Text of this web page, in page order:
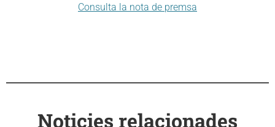
Consulta la nota de premsa
Noticies relacionades